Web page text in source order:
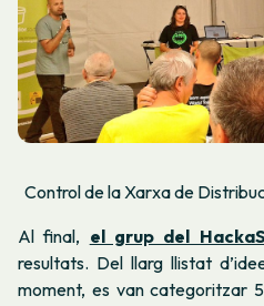
Control de la Xarxa de
Al final, el grup del
resultats. Del llarg llistat
moment, es van categoritzar